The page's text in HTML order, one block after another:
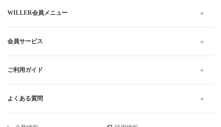
WILLER会員メニュー
会員サービス
ご利用ガイド
よくある質問